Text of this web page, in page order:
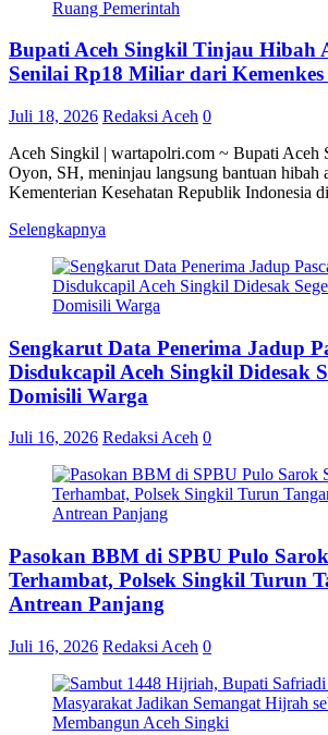
Ruang Pemerintah
Bupati Aceh Singkil Tinjau Hibah
Senilai Rp18 Miliar dari
Juli 18, 2026 Redaksi Aceh 0
Aceh Singkil | wartapolri.com ~ Bupati Aceh
Oyon, SH, meninjau langsung bantuan hibah
Kementerian Kesehatan Republik Indonesia di
Selengkapnya
Sengkarut Data Penerima Jadup
Disdukcapil Aceh Singkil Didesak
Domisili Warga
Juli 16, 2026 Redaksi Aceh 0
Pasokan BBM di SPBU Pulo
Terhambat, Polsek Singkil Turun
Antrean Panjang
Juli 16, 2026 Redaksi Aceh 0